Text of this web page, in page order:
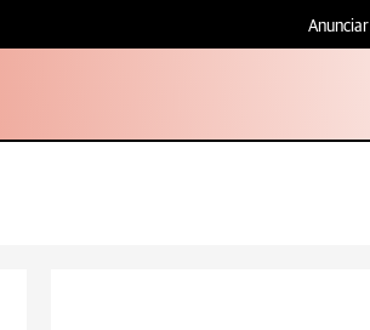
Anunciar